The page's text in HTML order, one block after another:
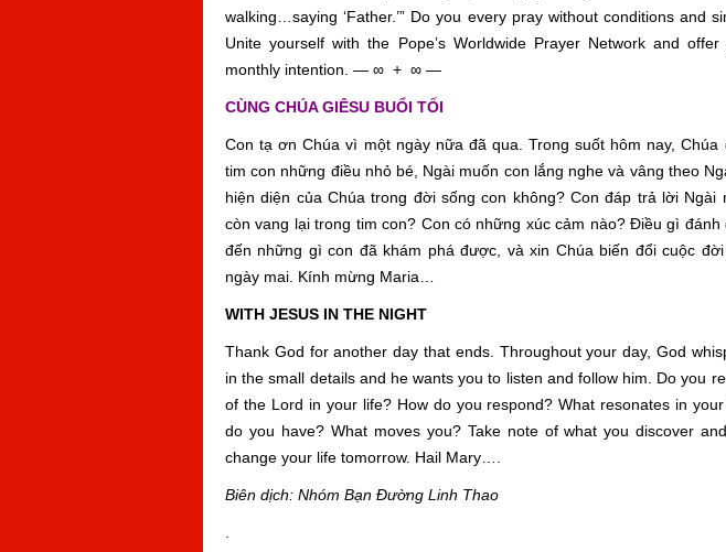
walking…saying ‘Father.’” Do you every pray without conditions and
Unite yourself with the Pope’s Worldwide Prayer Network and
monthly intention. — ∞ + ∞ —
CÙNG CHÚA GIÊSU BUỔI TỐI
Con tạ ơn Chúa vì một ngày nữa đã qua. Trong suốt hôm nay,
tim con những điều nhỏ bé, Ngài muốn con lắng nghe và vâng theo
hiện diện của Chúa trong đời sống con không? Con đáp trả lời
còn vang lại trong tim con? Con có những xúc cảm nào? Điều gì đánh
đến những gì con đã khám phá được, và xin Chúa biến đổi cuộc
ngày mai. Kính mừng Maria…
WITH JESUS IN THE NIGHT
Thank God for another day that ends. Throughout your day, God
in the small details and he wants you to listen and follow him. Do you
of the Lord in your life? How do you respond? What resonates in
do you have? What moves you? Take note of what you discover
change your life tomorrow. Hail Mary….
Biên dịch: Nhóm Bạn Đường Linh Thao